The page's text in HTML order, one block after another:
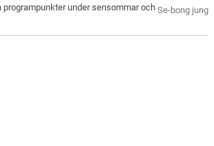
Se-bong jung
programpunkter under sensommar och